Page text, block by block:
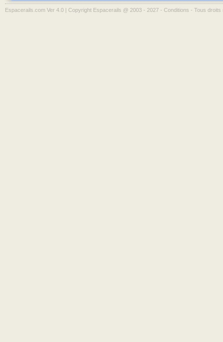
Espacerails.com Ver 4.0 | Copyright Espacerails @ 2003 - 2027 - Conditions - Tous droits